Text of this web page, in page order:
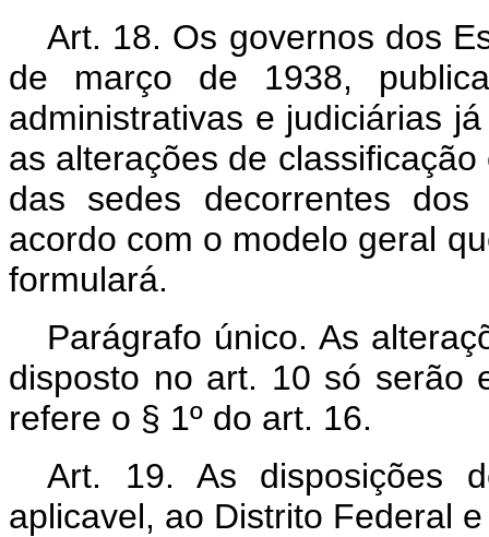
Art. 18. Os governos dos
de março de 1938,
administrativas e judiciárias
as alterações de
das sedes decorrentes
acordo com o modelo geral
formulará.
Parágrafo único. As
disposto no art. 10 só serão
refere o § 1º do art. 16.
Art. 19. As disposições
aplicavel, ao Distrito Federal